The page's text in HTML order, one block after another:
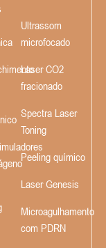
Ultrassom
microfocado
Laser CO2
fracionado
Spectra Laser
Toning
Peeling químico
Laser Genesis
Microagulhamento
com PDRN